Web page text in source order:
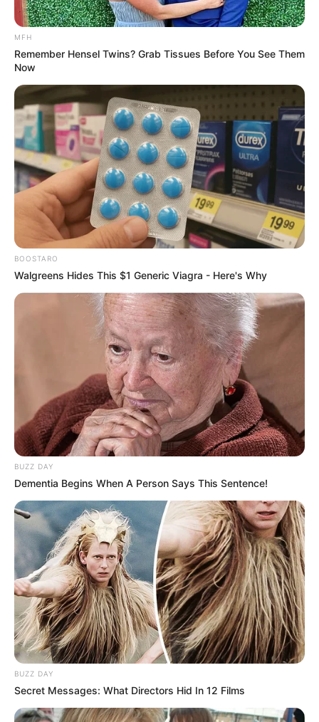
MFH
Remember Hensel Twins? Grab Tissues Before You See Them
Now
BOOSTARO
Walgreens Hides This $1 Generic Viagra - Here's Why
BUZZ DAY
Dementia Begins When A Person Says This Sentence!
BUZZ DAY
Secret Messages: What Directors Hid In 12 Films